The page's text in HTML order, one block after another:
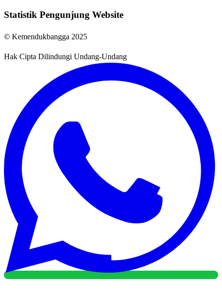
Statistik Pengunjung Website
© Kemendukbangga 2025
Hak Cipta Dilindungi Undang-Undang